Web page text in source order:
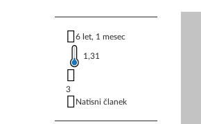
6 let, 1 mesec
1,31
3
Natisni članek